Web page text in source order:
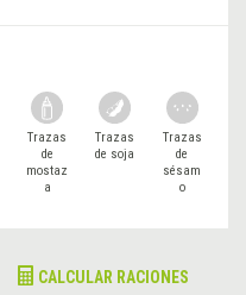
Trazas
de
mostaz
a
Trazas
de soja
Trazas
de
sésam
o
CALCULAR RACIONES